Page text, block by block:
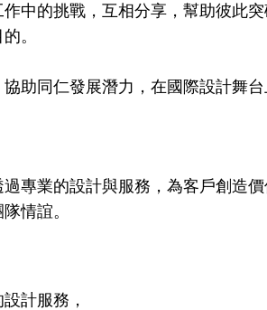
中的挑戰，互相分享，幫助彼此
。
助同仁發展潛力，在國際設計舞
專業的設計與服務，為客戶創造
情誼。
計服務，